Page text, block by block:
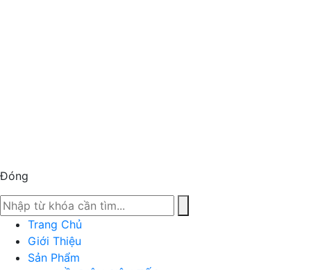
Đóng
Trang Chủ
Giới Thiệu
Sản Phẩm